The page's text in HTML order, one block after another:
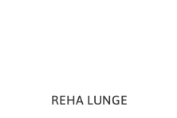
REHA LUNGE